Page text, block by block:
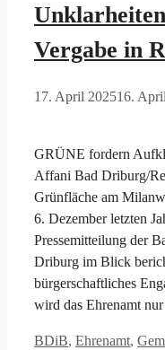
Vergabe in
17. April 202516.
GRÜNE fordern
Affani Bad Driburg/
Grünfläche am
6. Dezember letzten
Pressemitteilung der
Driburg im Blick
bürgerschaftliches
wird das Ehrenamt
Kategorien
BDiB, Ehrenamt,